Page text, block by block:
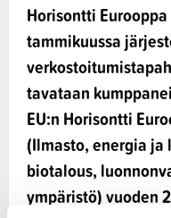
Horisontti
tammikuussa
tavataan
EU:n Horisontti
(Ilmasto, energia
biotalous,
ympäristö) vuoden